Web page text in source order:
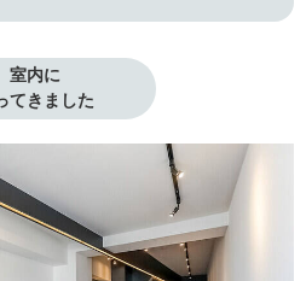
室内に
てきました